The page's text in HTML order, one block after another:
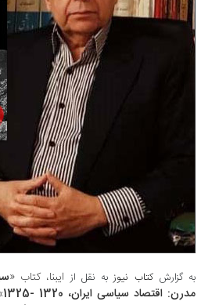
گزارش کتاب نیوز به نقل از ایبنا، کتاب «سیاست
اقتصاد سیاسی ایران، 1320 -1325
»